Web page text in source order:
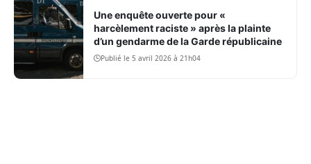
Une enquête ouverte pour «
harcèlement raciste » après la plainte
d’un gendarme de la Garde républicaine
Publié le 5 avril 2026 à 21h04